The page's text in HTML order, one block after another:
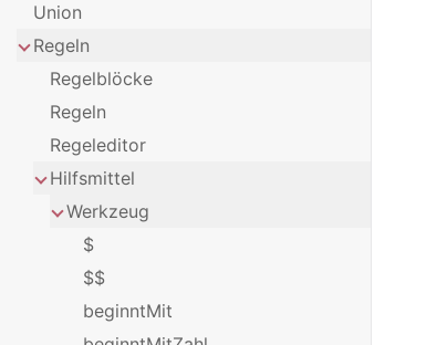
Union
Regeln
Regelblöcke
Regeln
Regeleditor
Hilfsmittel
Werkzeug
$
$$
beginntMit